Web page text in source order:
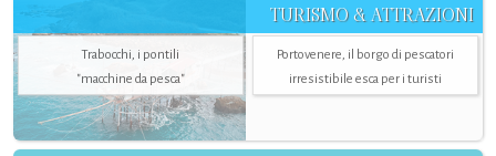
TURISMO & ATTRAZIONI
Trabocchi, i pontili
"macchine da pesca"
Portovenere, il borgo di pescatori
irresistibile esca per i turisti